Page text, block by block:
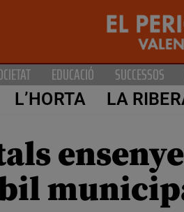
EDUCACIÓ SUCCESSOS
L’HORTA LA